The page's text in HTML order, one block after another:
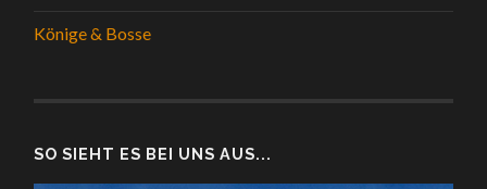
Könige & Bosse
SO SIEHT ES BEI UNS AUS...